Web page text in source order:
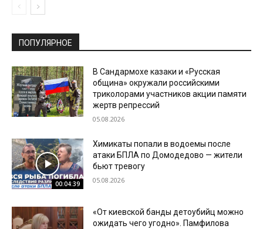
ПОПУЛЯРНОЕ
В Сандармохе казаки и «Русская
община» окружали российскими
триколорами участников акции памяти
жертв репрессий
05.08.2026
00:04:39
Химикаты попали в водоемы после
атаки БПЛА по Домодедово — жители
бьют тревогу
05.08.2026
«От киевской банды детоубийц можно
ожидать чего угодно». Памфилова